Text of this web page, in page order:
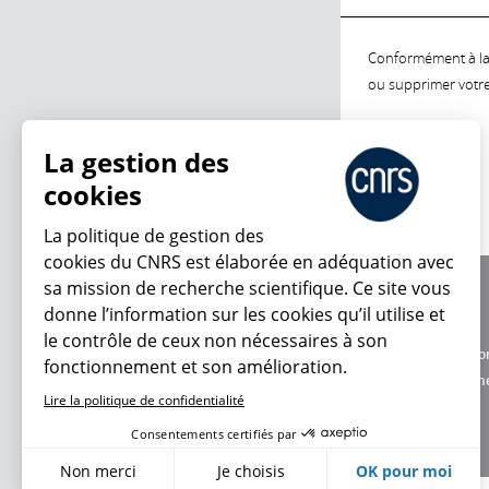
Conformément à
ou supprimer
Charte
Données
La gestion des
cookies
La politique de gestion des
cookies du CNRS est élaborée en adéquation avec
sa mission de recherche scientifique. Ce site vous
donne l’information sur les cookies qu’il utilise et
le contrôle de ceux non nécessaires à son
fonctionnement et son amélioration.
Lire la politique de confidentialité
Consentements certifiés par
Non merci Je choisis OK pour moi